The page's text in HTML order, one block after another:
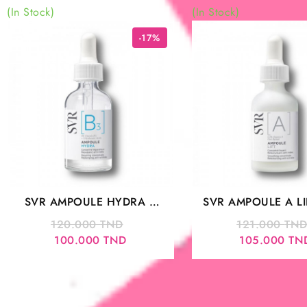
(In Stock)
-17%
SVR AMPOULE HYDRA B
30ML PEAUX SENSIBLES
120.000TND
initial
était :
120.000 TND.
100.000TNDLe
actuel
est :
(In Stock)
SVR AMPOULE A
CONCENTRE
121.000TND
105.000